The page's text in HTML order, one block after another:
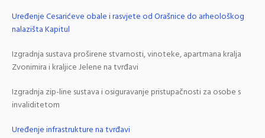
Uređenje Cesarićeve obale i rasvjete od Orašnice do arheološkog
nalazišta Kapitul
Izgradnja sustava proširene stvarnosti, vinoteke, apartmana kralja
Zvonimira i kraljice Jelene na tvrđavi
Izgradnja zip-line sustava i osiguravanje pristupačnosti za osobe s
invaliditetom
Uređenje infrastrukture na tvrđavi